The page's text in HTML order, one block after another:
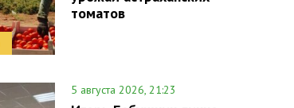
томатов
5 августа 2026, 21:23